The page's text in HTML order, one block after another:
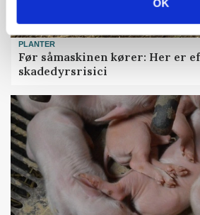
OK
PLANTER
Før såmaskinen kører: Her er
skadedyrsrisici